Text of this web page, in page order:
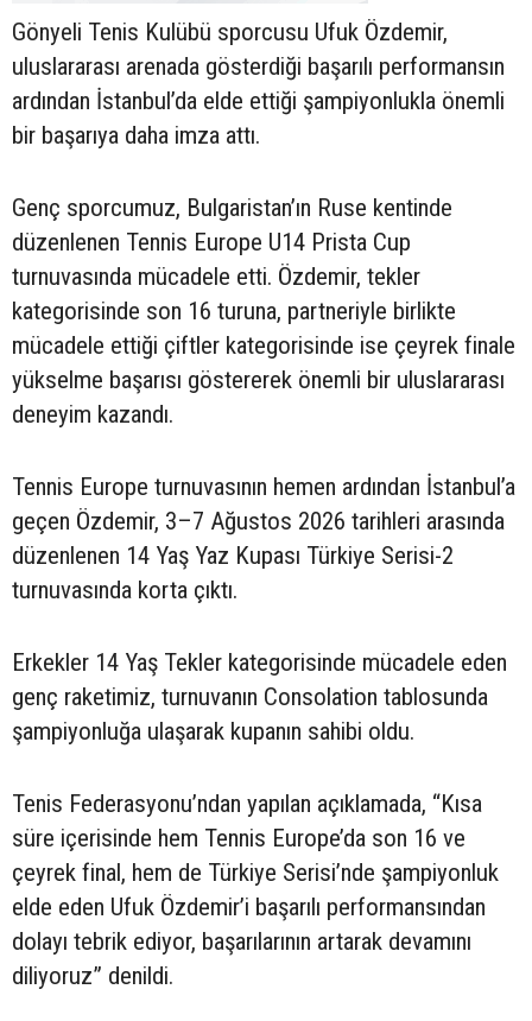
Gönyeli Tenis Kulübü sporcusu Ufuk Özdemir,
uluslararası arenada gösterdiği başarılı performansın
ardından İstanbul’da elde ettiği şampiyonlukla önemli
bir başarıya daha imza attı.
Genç sporcumuz, Bulgaristan’ın Ruse kentinde
düzenlenen Tennis Europe U14 Prista Cup
turnuvasında mücadele etti. Özdemir, tekler
kategorisinde son 16 turuna, partneriyle birlikte
mücadele ettiği çiftler kategorisinde ise çeyrek finale
yükselme başarısı göstererek önemli bir uluslararası
deneyim kazandı.
Tennis Europe turnuvasının hemen ardından İstanbul’a
geçen Özdemir, 3–7 Ağustos 2026 tarihleri arasında
düzenlenen 14 Yaş Yaz Kupası Türkiye Serisi-2
turnuvasında korta çıktı.
Erkekler 14 Yaş Tekler kategorisinde mücadele eden
genç raketimiz, turnuvanın Consolation tablosunda
şampiyonluğa ulaşarak kupanın sahibi oldu.
Tenis Federasyonu’ndan yapılan açıklamada, “Kısa
süre içerisinde hem Tennis Europe’da son 16 ve
çeyrek final, hem de Türkiye Serisi’nde şampiyonluk
elde eden Ufuk Özdemir’i başarılı performansından
dolayı tebrik ediyor, başarılarının artarak devamını
diliyoruz” denildi.